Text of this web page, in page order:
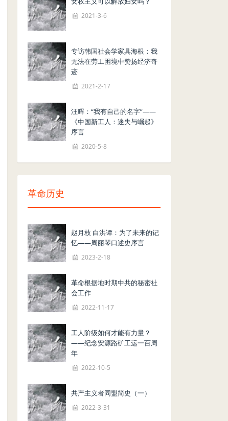
2021-3-6
专访韩国社会学家具海根：我
无法在劳工困境中赞扬经济奇
迹
2021-2-17
汪晖：“我有自己的名字”——
《中国新工人：迷失与崛起》
序言
2020-5-8
革命历史
赵月枝 白洪谭：为了未来的记
忆——周丽琴口述史序言
2023-2-18
革命根据地时期中共的秘密社
会工作
2022-11-17
工人阶级如何才能有力量？
——纪念安源路矿工运一百周
年
2022-10-5
共产主义者同盟简史（一）
2022-3-31